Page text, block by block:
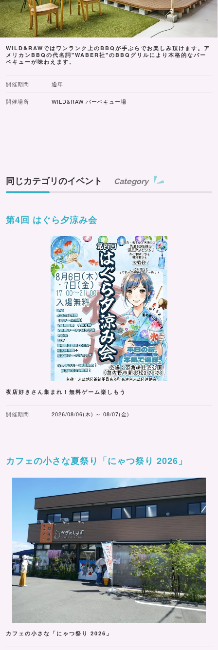
WILD&RAWではワンランク上のBBQが手ぶらでお楽しみ頂けます。ア
メリカンBBQの代名詞"WABER社"のBBQグリルにより本格的なバー
ベキューが味わえます。
開催期間 通年
開催場所 WILD&RAW バーベキュー場
同じカテゴリのイベント Category
第4回 はぐら夕涼み会
夜店好きさん集まれ！無料ゲーム楽しもう
開催期間 2026/08/06(木) ～ 08/07(金)
カフェの小さな夏祭り「にゃつ祭り 2026」
カフェの小さな「にゃつ祭り 2026」